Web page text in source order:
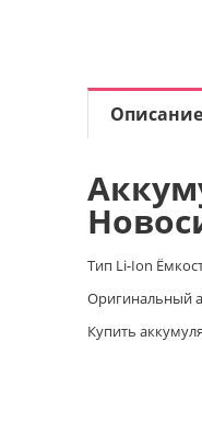
Описание
Тип Li-Ion
Оригинальный
Купить